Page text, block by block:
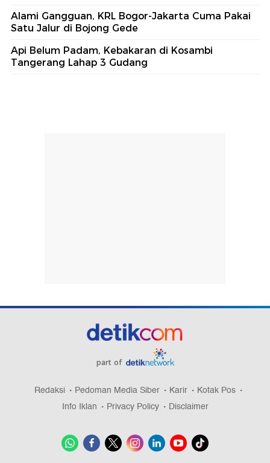
Alami Gangguan, KRL Bogor-Jakarta Cuma Pakai
Satu Jalur di Bojong Gede
Api Belum Padam, Kebakaran di Kosambi
Tangerang Lahap 3 Gudang
part of
Redaksi Pedoman Media Siber Karir
Kotak Pos
Info Iklan
Privacy Policy Disclaimer